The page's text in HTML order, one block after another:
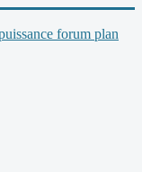
forum plan